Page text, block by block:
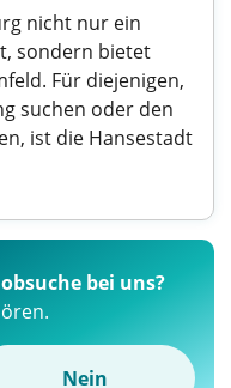
nicht nur ein
sondern bietet
Für diejenigen,
suchen oder den
ist die Hansestadt
bei uns?
Nein